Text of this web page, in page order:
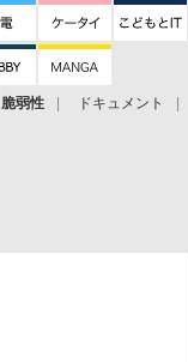
脆弱性 ドキュメント